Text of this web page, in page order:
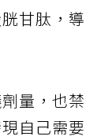
甘肽，導
量，也禁
自己需要